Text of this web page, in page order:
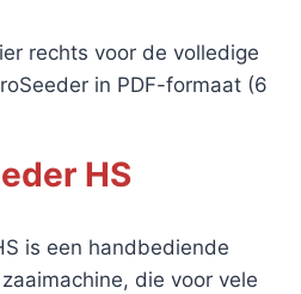
rechts voor de volledige
in PDF-formaat (6
HS
is een handbediende
die voor vele